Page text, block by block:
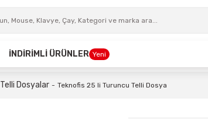
İNDİRİMLİ ÜRÜNLER Yeni
Telli Dosyalar Teknofis 25 li Turuncu Telli Dosya